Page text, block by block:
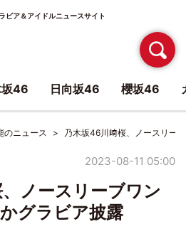
ビア＆アイドルニュースサイト
のニュース 乃木坂46川﨑桜、ノースリー
2023-08-11 05:00
ノースリーブワン
グラビア披露
坂46 日向坂46 櫻坂46